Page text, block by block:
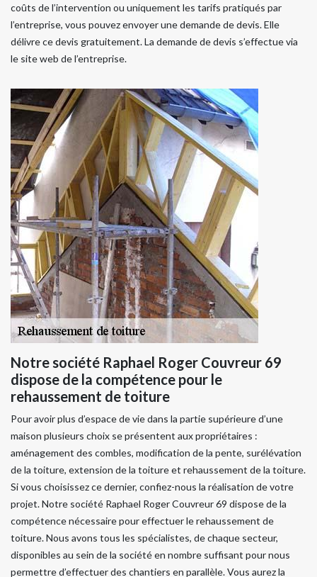
coûts de l’intervention ou uniquement les tarifs pratiqués par
l’entreprise, vous pouvez envoyer une demande de devis. Elle
délivre ce devis gratuitement. La demande de devis s’effectue via
le site web de l’entreprise.
Notre société Raphael Roger Couvreur 69
dispose de la compétence pour le
rehaussement de toiture
Pour avoir plus d’espace de vie dans la partie supérieure d’une
maison plusieurs choix se présentent aux propriétaires :
aménagement des combles, modification de la pente, surélévation
de la toiture, extension de la toiture et rehaussement de la toiture.
Si vous choisissez ce dernier, confiez-nous la réalisation de votre
projet. Notre société Raphael Roger Couvreur 69 dispose de la
compétence nécessaire pour effectuer le rehaussement de
toiture. Nous avons tous les spécialistes, de chaque secteur,
disponibles au sein de la société en nombre suffisant pour nous
permettre d’effectuer des chantiers en parallèle. Vous aurez la